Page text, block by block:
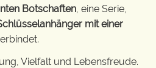
Botschaften , eine Serie,
mit einer
Vielfalt und Lebensfreude.